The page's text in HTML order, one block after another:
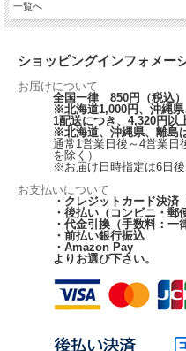
一覧へ
ショッピングインフォメー
お届けについて
全国一律 850円（税込）
※北海道1,000円、沖縄県
1配送につき、4,320円以
※北海道、沖縄県、離島
通常1営業日後～4営業日
を除く）
※お届け日時指定は6日後
お支払いについて
・クレジットカード決済
・後払い（コンビニ・郵
・代金引換（手数料：一
・前払い銀行振込
・Amazon Pay
よりお選び下さい。